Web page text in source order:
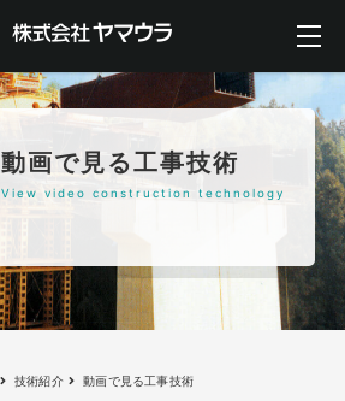
動画で見る工事技術
View video construction technology
技術紹介 動画で見る工事技術